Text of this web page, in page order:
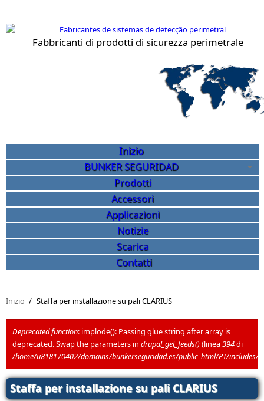
Fabbricanti di prodotti di sicurezza perimetrale
Inizio
BUNKER SEGURIDAD
Prodotti
Accessori
Applicazioni
Notizie
Scarica
Contatti
Inizio / Staffa per installazione su pali CLARIUS
Messaggio di errore
Deprecated function: implode(): Passing glue string after array is
deprecated. Swap the parameters in drupal_get_feeds()(linea394di
/home/u818170402/domains/bunkerseguridad.es/public_html/PT/includes/
Staffa per installazione su pali CLARIUS